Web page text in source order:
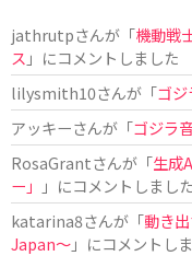
jathrutpさんが「機動戦
ス 」にコメントしました
lilysmith10さんが「ゴ
アッキーさんが「ゴジラ
RosaGrantさんが「生成
ー」
」にコメントしました
katarina8さんが「動き
Japan〜」にコメントし